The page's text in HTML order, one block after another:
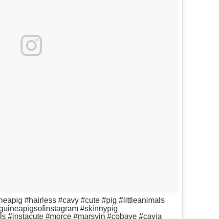
#hairless #cavy #cute #pig #littleanimals
#skinnypig
#instacute #morce #marsvin #cobaye #cavia